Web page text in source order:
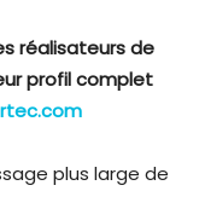
réalisateurs de
profil complet
plus large de